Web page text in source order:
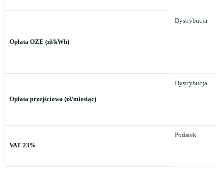
Opłata OZE (zł/kWh)
Dystrybucja
Opłata przejściowa (zł/miesiąc)
Dystrybucja
VAT 23%
Podatek